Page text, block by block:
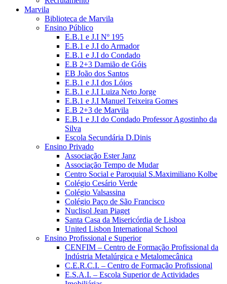
Marvila
Biblioteca de Marvila
Ensino Público
E.B.1 e J.I Nº 195
E.B.1 e J.I do Armador
E.B.1 e J.I do Condado
E.B 2+3 Damião de Góis
EB João dos Santos
E.B.1 e J.I dos Lóios
E.B.1 e J.I Luiza Neto Jorge
E.B.1 e J.I Manuel Teixeira Gomes
E.B 2+3 de Marvila
E.B.1 e J.I do Condado Professor Agostinho da
Silva
Escola Secundária D.Dinis
Ensino Privado
Associação Ester Janz
Associação Tempo de Mudar
Centro Social e Paroquial S.Maximiliano Kolbe
Colégio Cesário Verde
Colégio Valsassina
Colégio Paço de São Francisco
Nuclisol Jean Piaget
Santa Casa da Misericórdia de Lisboa
United Lisbon International School
Ensino Profissional e Superior
CENFIM – Centro de Formação Profissional da
Indústria Metalúrgica e Metalomecânica
C.E.R.C.I. – Centro de Formação Profissional
E.S.A.I. – Escola Superior de Actividades